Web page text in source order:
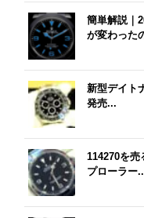
簡単解説｜
が変わった
新型デイト
発売...
114270を売
プローラー